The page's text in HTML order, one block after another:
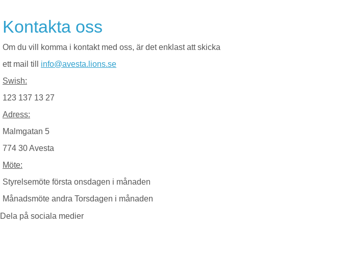
Kontakta oss
Om du vill komma i kontakt med oss, är det enklast att skicka
ett mail till info@avesta.lions.se
Swish:
123 137 13 27
Adress:
Malmgatan 5
774 30 Avesta
Möte:
Styrelsemöte första onsdagen i månaden
Månadsmöte andra Torsdagen i månaden
Dela på sociala medier